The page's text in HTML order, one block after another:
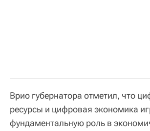
Врио губернатора отметил, что
ресурсы и цифровая экономика
фундаментальную роль в